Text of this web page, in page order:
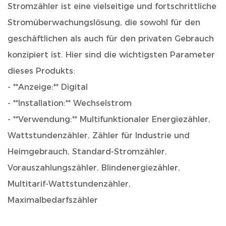
Stromzähler ist eine vielseitige und fortschrittliche
Stromüberwachungslösung, die sowohl für den
geschäftlichen als auch für den privaten Gebrauch
konzipiert ist. Hier sind die wichtigsten Parameter
dieses Produkts:
- **Anzeige:** Digital
- **Installation:** Wechselstrom
- **Verwendung:** Multifunktionaler Energiezähler,
Wattstundenzähler, Zähler für Industrie und
Heimgebrauch, Standard-Stromzähler,
Vorauszahlungszähler, Blindenergiezähler,
Multitarif-Wattstundenzähler,
Maximalbedarfszähler